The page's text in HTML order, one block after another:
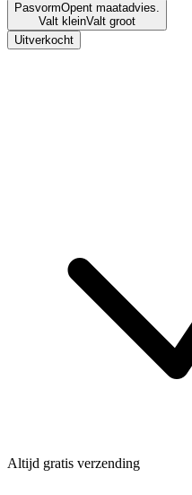
PasvormOpent maatadvies.
Valt kleinValt groot
Uitverkocht
Altijd gratis verzending